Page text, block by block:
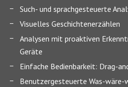
Such- und sprachgesteuerte
Visuelles Geschichtenerzählen
Analysen mit proaktiven
Geräte
Einfache Bedienbarkeit: Drag-
Benutzergesteuerte Was-wäre-